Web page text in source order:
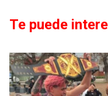
Te puede